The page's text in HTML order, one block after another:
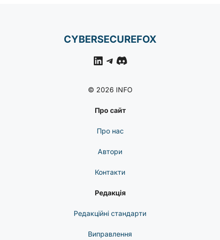
CYBERSECUREFOX
LinkedIn
Telegram
Discord
© 2026 INFO
Про сайт
Про нас
Автори
Контакти
Редакція
Редакційні стандарти
Виправлення